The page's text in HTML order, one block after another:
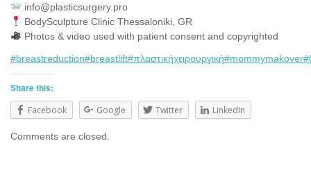
info@plasticsurgery.pro
BodySculpture Clinic Thessaloniki, GR
Photos & video used with patient consent and copyrighted
#breastreduction#breastlift#πλαστικήχειρουργική#mommymakover
Share this:
Facebook Google Twitter LinkedIn
Comments are closed.